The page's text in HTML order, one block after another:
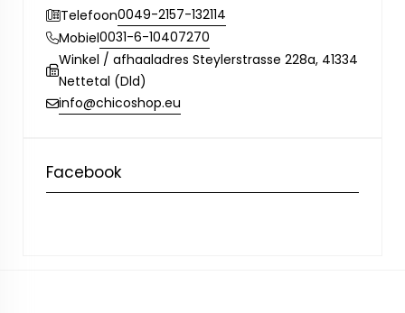
Telefoon0049-2157-132114
Mobiel0031-6-10407270
Winkel / afhaaladres Steylerstrasse 228a, 41334
Nettetal (Dld)
info@chicoshop.eu
Facebook